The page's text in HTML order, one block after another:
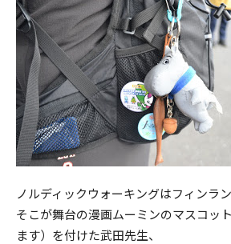
ノルディックウォーキングはフィンラ
そこが舞台の漫画ムーミンのマスコッ
ます）を付けた武田先生、